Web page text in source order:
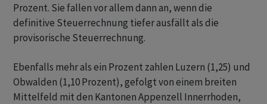
Prozent. Sie fallen vor allem dann an, wenn die
definitive Steuerrechnung tiefer ausfällt als die
provisorische Steuerrechnung.
Ebenfalls mehr als ein Prozent zahlen Luzern (1,25) und
Obwalden (1,10 Prozent), gefolgt von einem breiten
Mittelfeld mit den Kantonen Appenzell Innerrhoden,